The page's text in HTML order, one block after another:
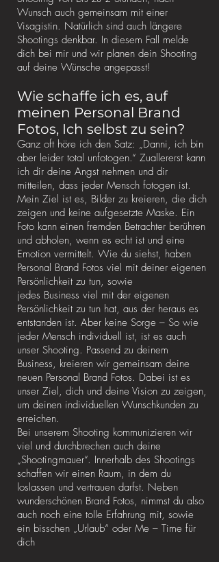
Wunsch auch gemeinsam mit einer
Visagistin. Natürlich sind auch längere
Shootings denkbar. In diesem Fall melde
dich bei mir und wir planen dein Shooting
auf deine Wünsche angepasst!
Wie schaffe ich es, auf
meinen Personal Brand
Fotos, Ich selbst zu sein?
Ganz oft höre ich den Satz: „Danni, ich bin
aber leider total unfotogen.“ Zuallererst kann
ich dir deine Angst nehmen und dir
mitteilen, dass jeder Mensch fotogen ist.
Mein Ziel ist es, Bilder zu kreieren, die dich
zeigen und keine aufgesetzte Maske. Ein
Foto kann einen fremden Betrachter berühren
und abholen, wenn es echt ist und eine
Emotion vermittelt. Wie du siehst, haben
Personal Brand Fotos viel mit deiner eigenen
Persönlichkeit zu tun, sowie
jedes Business viel mit der eigenen
Persönlichkeit zu tun hat, aus der heraus es
entstanden ist. Aber keine Sorge – So wie
jeder Mensch individuell ist, ist es auch
unser Shooting. Passend zu deinem
Business, kreieren wir gemeinsam deine
neuen Personal Brand Fotos. Dabei ist es
unser Ziel, dich und deine Vision zu zeigen,
um deinen individuellen Wunschkunden zu
erreichen.
Bei unserem Shooting kommunizieren wir
viel und durchbrechen auch deine
„Shootingmauer“. Innerhalb des Shootings
schaffen wir einen Raum, in dem du
loslassen und vertrauen darfst. Neben
wunderschönen Brand Fotos, nimmst du also
auch noch eine tolle Erfahrung mit, sowie
ein bisschen „Urlaub“ oder Me – Time für
dich